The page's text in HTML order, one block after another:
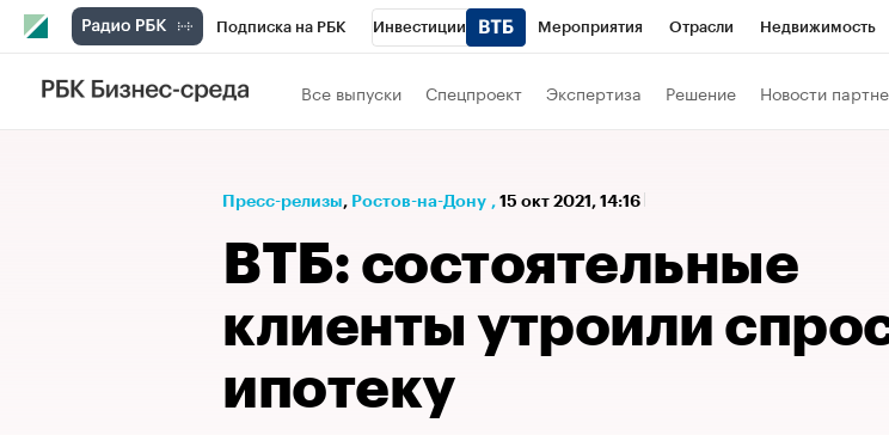
Подписка на РБК Инвестиции Мероприятия Отрасли Недвижимость
Телеканал
Спецпроекты
Все выпуски Спецпроект Экспертиза Решение Новости
Пресс-релизы⁠, Ростов-на-Дону , 15 окт 2021, 14:16
ВТБ: состоятельные
клиенты утроили
ипотеку